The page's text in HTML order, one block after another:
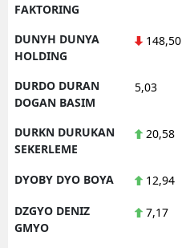
FAKTORING
DUNYH DUNYA
HOLDING
148,50
DURDO DURAN
DOGAN BASIM
5,03
DURKN DURUKAN
SEKERLEME
20,58
DYOBY DYO BOYA 12,94
DZGYO DENIZ
GMYO
7,17